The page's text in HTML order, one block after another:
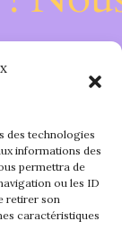
des technologies
informations des
permettra de
ou les ID
retirer son
caractéristiques
de